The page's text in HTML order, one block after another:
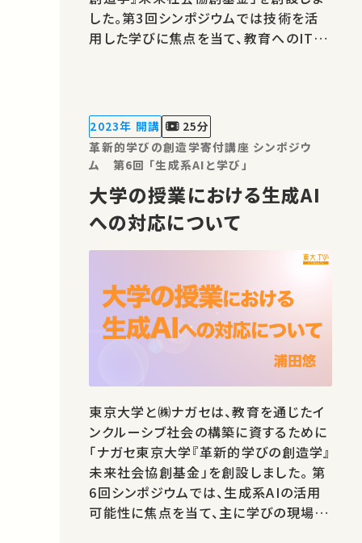
した。第3回シンポジウムでは技術を活
用した学びに焦点を当て、教育へのIT応
授） ★あなたのシェアが、ほかの誰かの
学びに繋がるかもしれません。 お気…
2023年 開講
25分
革新的学びの創造学寄付講座 シンポジウ
ム 第6回 「生成系AIと学び」
大学の授業における生成AI
への対応について
東京大学と㈱ナガセは、教育を通じたイ
ンクルーシブ社会の構築に資するために
「ナガセ東京大学『革新的学びの創造学』
未来社会協創基金」を創設しました。 第
6回シンポジウムでは、生成系AIの活用
可能性に焦点を当て、主に学びの現場や